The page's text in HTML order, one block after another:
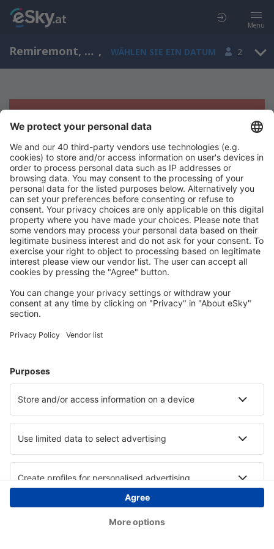
Menü
Remiremont, Lothringen, Frankreich , WÄHLEN SIE EIN DATUM 2
Es tut uns leid, wir können keine
Ergebnisse aufzeigen
Bitte starten Sie Ihre Suche erneut mit anderen Suchkriterien.
Copyright © eSky.at. Alle Rechte vorbehalten.